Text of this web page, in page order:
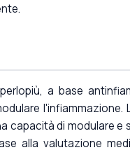
a base
l'infiammazione.
capacità di modulare e
alla valutazione